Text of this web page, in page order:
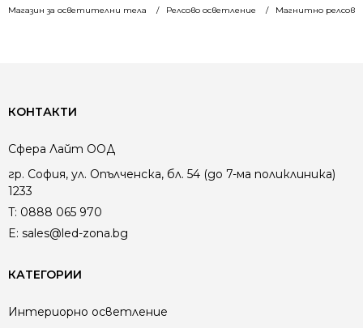
Магазин за осветителни тела Релсово осветление Магнитно релсово
КОНТАКТИ
Сфера Лайт ООД
гр. София, ул. Опълченска, бл. 54 (до 7-ма поликлиника)
1233
T: 0888 065 970
E: sales@led-zona.bg
КАТЕГОРИИ
Интериорно осветление